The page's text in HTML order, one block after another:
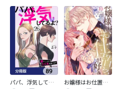
パパ、浮気してるよ？娘と二人でクズ夫を捨てます【分冊版】
お嬢様はお仕置きが好き